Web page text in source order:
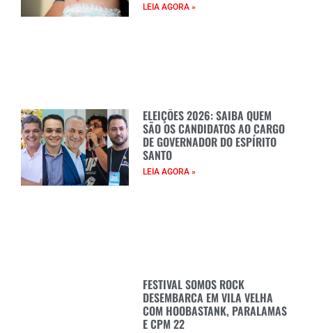
LEIA AGORA »
ELEIÇÕES 2026: SAIBA QUEM
SÃO OS CANDIDATOS AO CARGO
DE GOVERNADOR DO ESPÍRITO
SANTO
LEIA AGORA »
FESTIVAL SOMOS ROCK
DESEMBARCA EM VILA VELHA
COM HOOBASTANK, PARALAMAS
E CPM 22